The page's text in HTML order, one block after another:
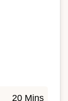
20 Mins